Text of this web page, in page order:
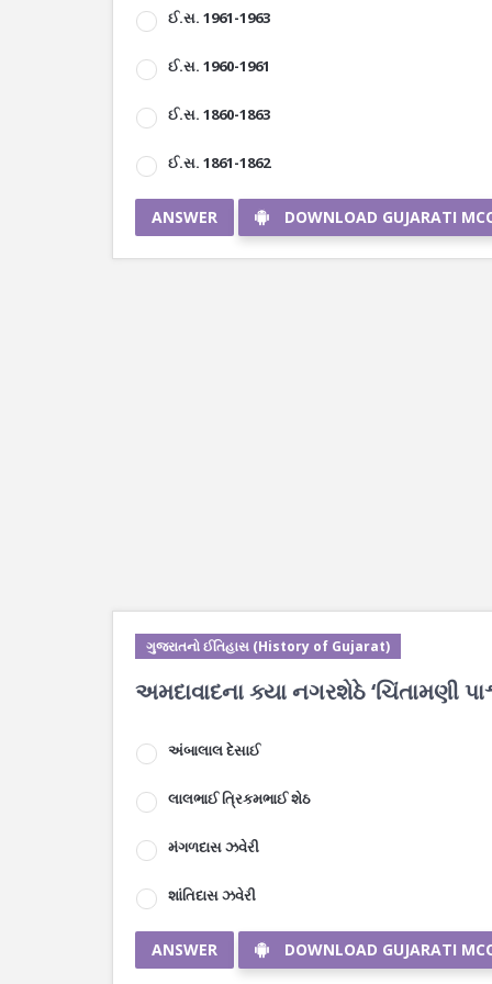
ઈ.સ. 1961-1963
ઈ.સ. 1960-1961
ઈ.સ. 1860-1863
ઈ.સ. 1861-1862
ANSWER DOWNLOAD GUJARATI
ગુજરાતનો ઈતિહાસ (History of Gujarat)
અમદાવાદના ક્યા નગરશેઠે ‘ચિંતામણી
અંબાલાલ દેસાઈ
લાલભાઈ ત્રિકમભાઈ શેઠ
મંગળદાસ ઝવેરી
શાંતિદાસ ઝવેરી
ANSWER DOWNLOAD GUJARATI